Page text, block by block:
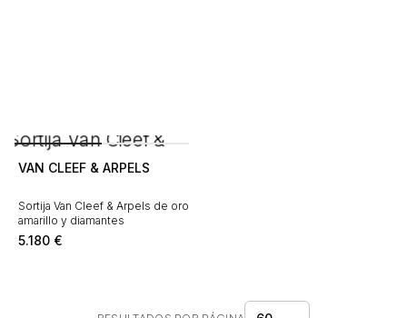
VAN CLEEF & ARPELS
Sortija Van Cleef & Arpels de oro
amarillo y diamantes
5.180 €